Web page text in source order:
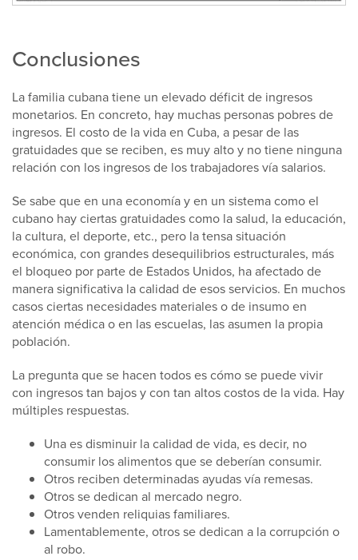
Conclusiones
La familia cubana tiene un elevado déficit de ingresos
monetarios. En concreto, hay muchas personas pobres de
ingresos. El costo de la vida en Cuba, a pesar de las
gratuidades que se reciben, es muy alto y no tiene ninguna
relación con los ingresos de los trabajadores vía salarios.
Se sabe que en una economía y en un sistema como el
cubano hay ciertas gratuidades como la salud, la educación,
la cultura, el deporte, etc., pero la tensa situación
económica, con grandes desequilibrios estructurales, más
el bloqueo por parte de Estados Unidos, ha afectado de
manera significativa la calidad de esos servicios. En muchos
casos ciertas necesidades materiales o de insumo en
atención médica o en las escuelas, las asumen la propia
población.
La pregunta que se hacen todos es cómo se puede vivir
con ingresos tan bajos y con tan altos costos de la vida. Hay
múltiples respuestas.
Una es disminuir la calidad de vida, es decir, no
consumir los alimentos que se deberían consumir.
Otros reciben determinadas ayudas vía remesas.
Otros se dedican al mercado negro.
Otros venden reliquias familiares.
Lamentablemente, otros se dedican a la corrupción o
al robo.